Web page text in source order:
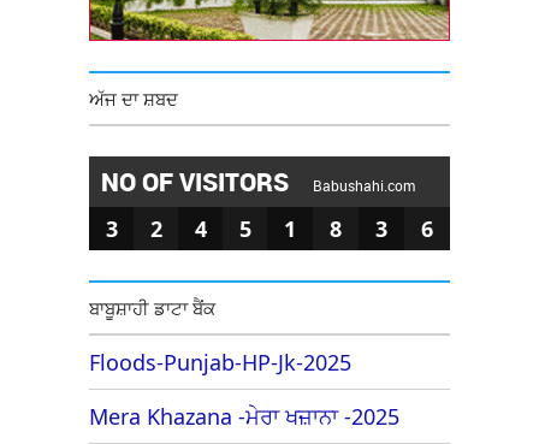
ਅੱਜ ਦਾ ਸ਼ਬਦ
NO OF VISITORS Babushahi.com
3 2 4 5 1 8 3 6
ਬਾਬੂਸ਼ਾਹੀ ਡਾਟਾ ਬੈਂਕ
Floods-Punjab-HP-Jk-2025
Mera Khazana -ਮੇਰਾ ਖਜ਼ਾਨਾ -2025